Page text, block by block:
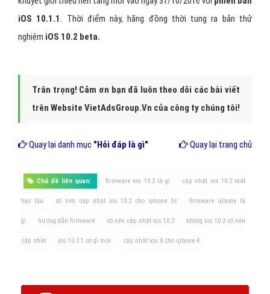
iOS 10.1.1. Thời điểm này, hãng đồng thời tung ra bản thử
nghiệm iOS 10.2 beta.
Trân trọng! Cảm ơn bạn đã luôn theo dõi các bài viết
trên Website VietAdsGroup.Vn của công ty chúng tôi!
Quay lại danh mục "Hỏi đáp là gì" Quay lại trang chủ
Chủ đề liên quan: firmware ios 10.2 là gì cập nhật ios 10.2 mất
bao lâu có nên cập nhật ios 10.2 cho iphone 5s firmware iphone là
gì hướng dẫn firmware có nên cập nhật ios 10.2 không ios 10.2 có nên
cập nhật ios 10.2.1 có gì mới cập nhật ios 8 cho iphone 4